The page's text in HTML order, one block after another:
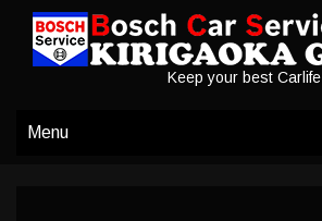
Keep your best Carlife
Menu